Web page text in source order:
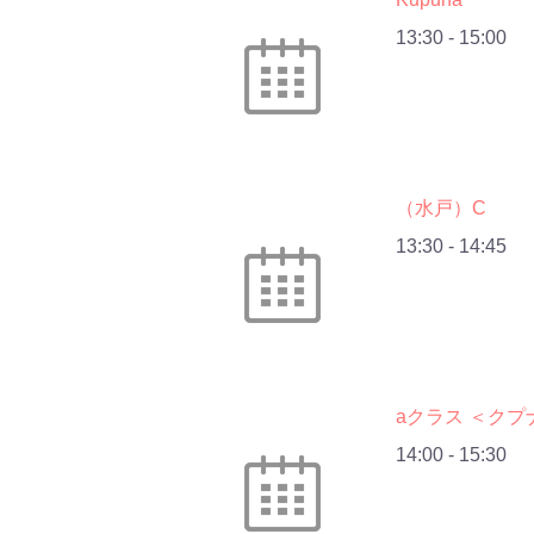
13:30 - 15:00
（水戸）C
13:30 - 14:45
aクラス ＜クプ
14:00 - 15:30